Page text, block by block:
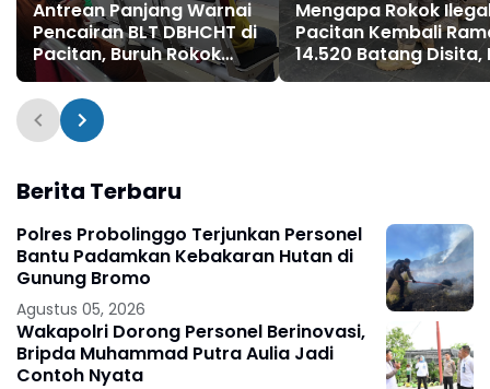
Antrean Panjang Warnai
Pencairan BLT DBHCHT di
Pacitan, Buruh Rokok
Akhirnya Bernapas Lega
Mengapa Rokok
Pacitan Kembali
14.520 Batang Disita,
Faktor Penyebab dan
Berita Terbaru
Polres Probolinggo Terjunkan Personel
Bantu Padamkan Kebakaran Hutan di
Gunung Bromo
Agustus 05, 2026
Wakapolri Dorong Personel Berinovasi,
Bripda Muhammad Putra Aulia Jadi
Contoh Nyata